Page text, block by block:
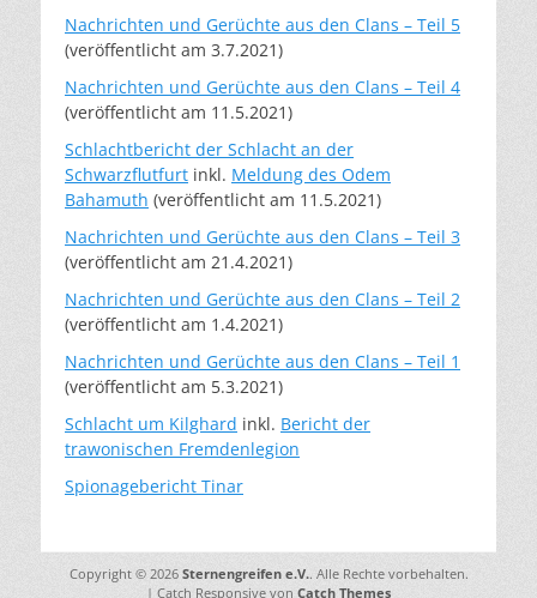
Nachrichten und Gerüchte aus den Clans – Teil 5
(veröffentlicht am 3.7.2021)
Nachrichten und Gerüchte aus den Clans – Teil 4
(veröffentlicht am 11.5.2021)
Schlachtbericht der Schlacht an der
Schwarzflutfurt inkl. Meldung des Odem
Bahamuth (veröffentlicht am 11.5.2021)
Nachrichten und Gerüchte aus den Clans – Teil 3
(veröffentlicht am 21.4.2021)
Nachrichten und Gerüchte aus den Clans – Teil 2
(veröffentlicht am 1.4.2021)
Nachrichten und Gerüchte aus den Clans – Teil 1
(veröffentlicht am 5.3.2021)
Schlacht um Kilghard inkl. Bericht der
trawonischen Fremdenlegion
Spionagebericht Tinar
Copyright © 2026 Sternengreifen e.V.. Alle Rechte vorbehalten.
| Catch Responsive von Catch Themes